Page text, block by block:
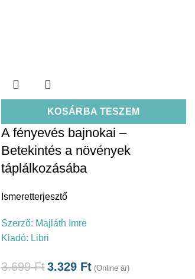
KOSÁRBA TESZEM
A fényevés bajnokai –
Betekintés a növények
táplálkozásába
Ismeretterjesztő
Szerző: Majláth Imre
Kiadó: Libri
3.699Ft 3.329 Ft (Online ár)